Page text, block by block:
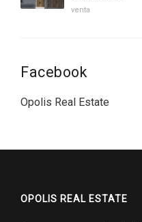
venta
Facebook
Opolis Real Estate
OPOLIS REAL ESTATE